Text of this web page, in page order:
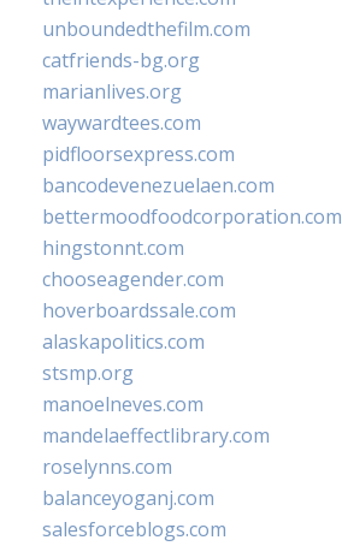
unboundedthefilm.com
catfriends-bg.org
marianlives.org
waywardtees.com
pidfloorsexpress.com
bancodevenezuelaen.com
bettermoodfoodcorporation.com
hingstonnt.com
chooseagender.com
hoverboardssale.com
alaskapolitics.com
stsmp.org
manoelneves.com
mandelaeffectlibrary.com
roselynns.com
balanceyoganj.com
salesforceblogs.com